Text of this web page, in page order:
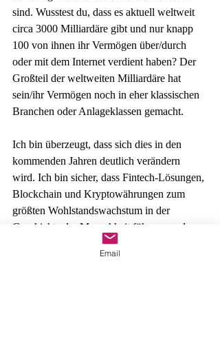
sind. Wusstest du, dass es aktuell weltweit
circa 3000 Milliardäre gibt und nur knapp
100 von ihnen ihr Vermögen über/durch
oder mit dem Internet verdient haben? Der
Großteil der weltweiten Milliardäre hat
sein/ihr Vermögen noch in eher klassischen
Branchen oder Anlageklassen gemacht.
Ich bin überzeugt, dass sich dies in den
kommenden Jahren deutlich verändern
wird. Ich bin sicher, dass Fintech-Lösungen,
Blockchain und Kryptowährungen zum
größten Wohlstandswachstum in der
Geschichte der Menschheit führen werden
und dass jeder, der sich heute eingehend mit
diesen Themen beschäftigt und gute
Email